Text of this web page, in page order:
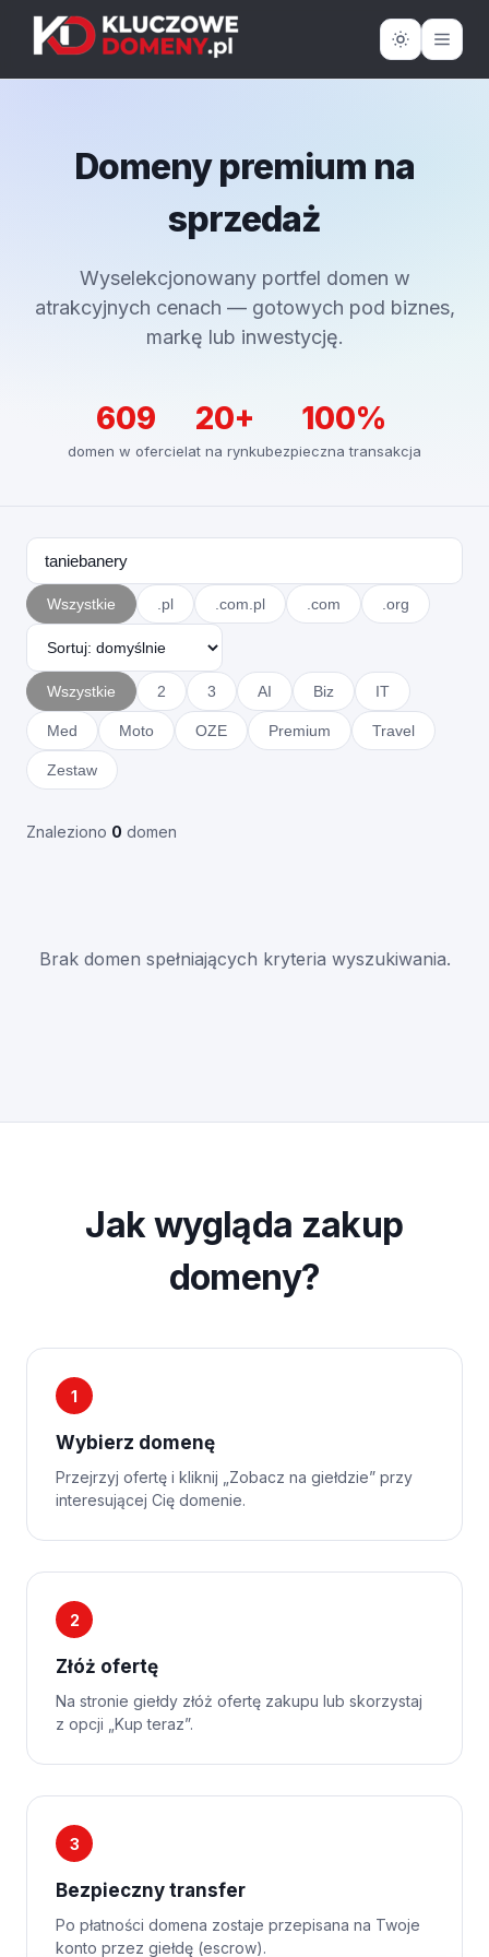
Domeny premium na
sprzedaż
Wyselekcjonowany portfel domen w
atrakcyjnych cenach — gotowych pod biznes,
markę lub inwestycję.
609
domen w ofercie
20+
lat na rynku
100%
bezpieczna transakcja
Wszystkie .pl .com.pl .com .org
Wszystkie 2 3 AI Biz IT
Med Moto OZE Premium Travel
Zestaw
Znaleziono 0 domen
Brak domen spełniających kryteria wyszukiwania.
Jak wygląda zakup
domeny?
1
Wybierz domenę
Przejrzyj ofertę i kliknij „Zobacz na giełdzie” przy
interesującej Cię domenie.
2
Złóż ofertę
Na stronie giełdy złóż ofertę zakupu lub skorzystaj
z opcji „Kup teraz”.
3
Bezpieczny transfer
Po płatności domena zostaje przepisana na Twoje
konto przez giełdę (escrow).